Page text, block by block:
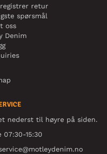
retur
spørsmål
oss
Denim
nederst til høyre på siden.
15:30